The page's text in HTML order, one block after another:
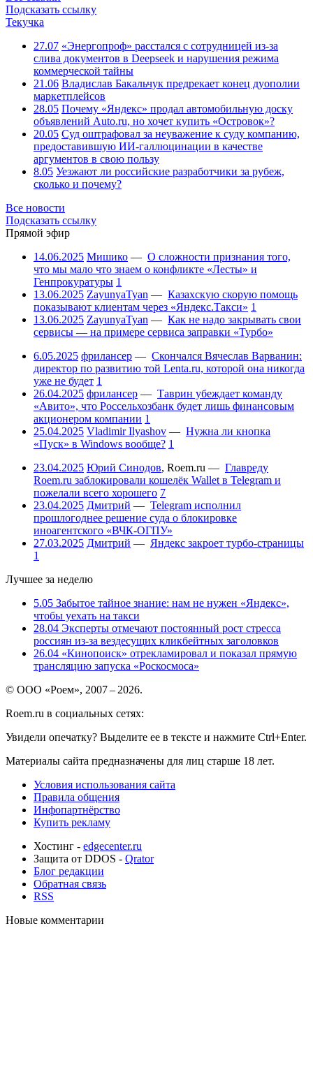
Подсказать ссылку
Текучка
27.07 «Энергопроф» расстался с сотрудницей из-за
слива документов в Deepseek и нарушения режима
коммерческой тайны
21.06 Владислав Бакальчук предрекает конец дуополии
маркетплейсов
28.05 Почему «Яндекс» продал автомобильную доску
объявлений Auto.ru, но хочет купить «Островок»?
20.05 Суд оштрафовал за неуважение к суду компанию,
предоставившую ИИ-галлюцинации в качестве
аргументов в свою пользу
8.05 Уезжают ли российские разработчики за рубеж,
сколько и почему?
Все новости
Подсказать ссылку
Прямой эфир
14.06.2025 Мишико — О сложности признания того,
что мы мало что знаем о конфликте «Лесты» и
Генпрокуратуры 1
13.06.2025 ZayunyaTyan — Казахскую скорую помощь
показывают клиентам через «Яндекс.Такси» 1
13.06.2025 ZayunyaTyan — Как не надо закрывать свои
сервисы — на примере сервиса заправки «Турбо»
6.05.2025 фрилансер — Скончался Вячеслав Варванин:
директор по развитию той Lenta.ru, которой она никогда
уже не будет 1
26.04.2025 фрилансер — Таврин убеждает команду
«Авито», что Россельхозбанк будет лишь финансовым
акционером компании 1
25.04.2025 Vladimir Ilyashov — Нужна ли кнопка
«Пуск» в Windows вообще? 1
23.04.2025 Юрий Синодов, Roem.ru — Главреду
Roem.ru заблокировали кошелёк Wallet в Telegram и
пожелали всего хорошего 7
23.04.2025 Дмитрий — Telegram исполнил
прошлогоднее решение суда о блокировке
иноагентского «ВЧК-ОГПУ»
27.03.2025 Дмитрий — Яндекс закроет турбо-страницы
1
Лучшее за неделю
5.05 Забытое тайное знание: нам не нужен «Яндекс»,
чтобы уехать на такси
28.04 Эксперты отмечают постоянный рост стресса
россиян из-за вездесущих кликбейтных заголовков
26.04 «Кинопоиск» отрекламировал и показал прямую
трансляцию запуска «Роскосмоса»
© ООО «Роем», 2007 – 2026.
Roem.ru в социальных сетях:
Увидели опечатку? Выделите ее в тексте и нажмите Ctrl+Enter.
Материалы сайта предназначены для лиц старше 18 лет.
Условия использования сайта
Правила общения
Инфопартнёрство
Купить рекламу
Хостинг - edgecenter.ru
Защита от DDOS - Qrator
Блог редакции
Обратная связь
RSS
Новые комментарии